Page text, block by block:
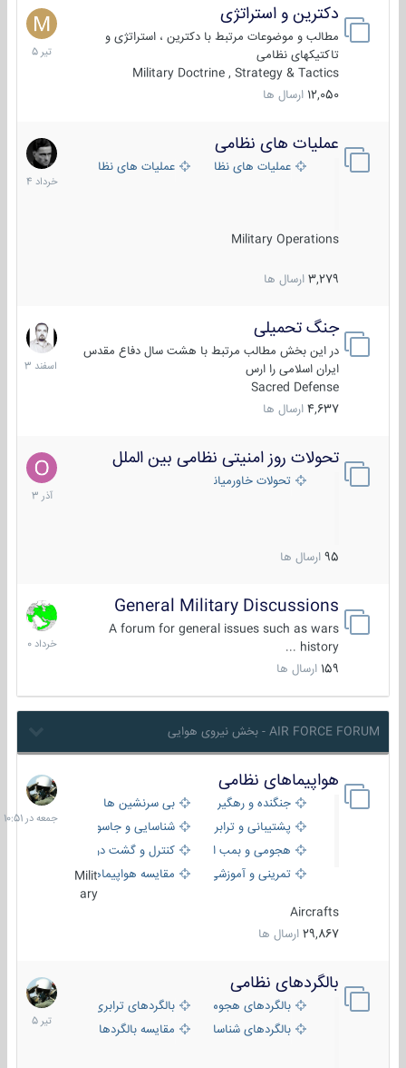
دکترین و استراتژی
مطالب و موضوعات مرتبط با دکترین ، استراتژی و
تاکتیکهای نظامی
Military Doctrine , Strategy & Tactics
12,050 ارسال ها
27
تیر
1405
عملیات های نظامی
عملیات های نظامی ایرانعملیات های نظامی خارجی
Military Operations
3,279 ارسال ها
5
خرداد
1404
جنگ تحمیلی
در این بخش مطالب مرتبط با هشت سال دفاع مقدس
ایران اسلامی را ارس
Sacred Defense
4,637 ارسال ها
20
اسفند
1403
تحولات روز امنیتی نظامی بین الملل
تحولات خاورمیانه
95 ارسال ها
21
آذر
1403
General Military Discussions
A forum for general issues such as wars
history ...
159 ارسال ها
10
خرداد
1400
AIR FORCE FORUM - بخش نیروی هوایی
هواپیماهای نظامی
جنگنده و رهگیر
بی سرنشین ها
پشتیبانی و ترابری
شناسایی و جاسوسی
هجومی و بمب افکن
کنترل و گشت دریایی
تمرینی و آموزشی
مقایسه هواپیماهاMilit
ary
Aircrafts
29,867 ارسال ها
جمعه
در
10:51
بالگردهای نظامی
بالگردهای هجومی
بالگردهای ترابری
بالگردهای شناسایی
مقایسه بالگردها
22
تیر
1405